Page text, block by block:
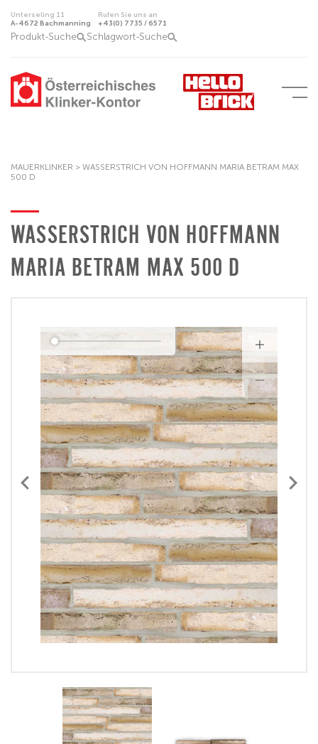
Unterseling 11
A-4672 Bachmanning
Rufen Sie uns an
+43(0) 7735 / 6571
Produkt-Suche Schlagwort-Suche
MAUERKLINKER > WASSERSTRICH VON HOFFMANN MARIA BETRAM MAX
500 D
WASSERSTRICH VON HOFFMANN
MARIA BETRAM MAX 500 D